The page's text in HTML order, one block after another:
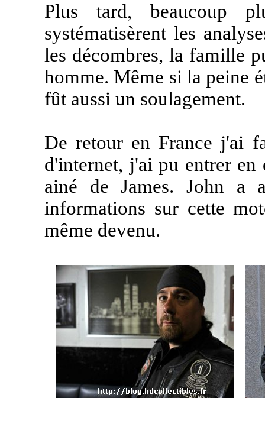
Plus tard, beaucoup
systématisèrent les
les décombres, la famille
homme. Même si la peine
fût aussi un soulagement.
De retour en France j'ai
d'internet, j'ai pu entrer en
ainé de James. John a
informations sur cette
même devenu.